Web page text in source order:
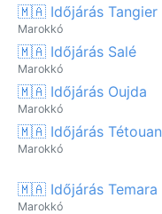
🇲🇦 Időjárás Tangier
Marokkó
🇲🇦 Időjárás Salé
Marokkó
🇲🇦 Időjárás Oujda
Marokkó
🇲🇦 Időjárás Tétouan
Marokkó
🇲🇦 Időjárás Temara
Marokkó